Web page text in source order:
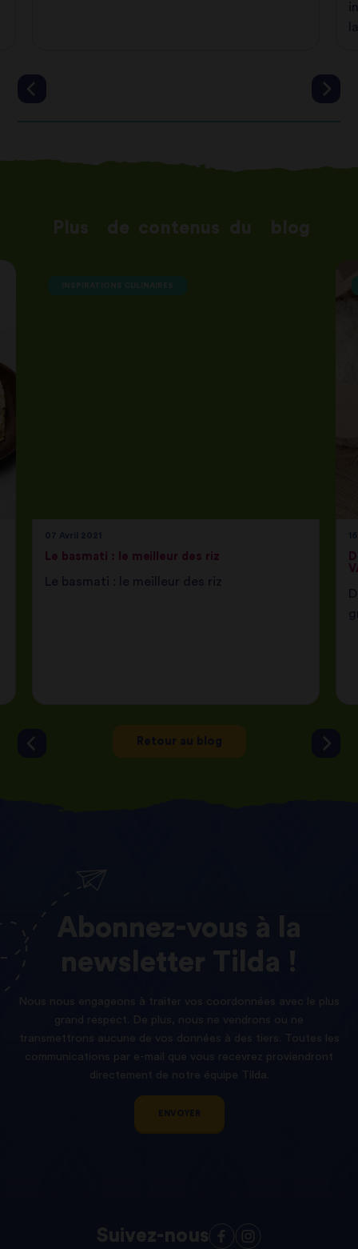
Plus de contenus du blog
Le basmati : le meilleur des riz
Le basmati : le meilleur des riz
Retour au blog
Abonnez-vous
la
newsletter
Tilda !
Nous nous engageons à traiter vos coordonnées avec le plus
grand respect. De plus, nous ne vendrons ou ne
transmettrons aucune de vos données à des tiers. Toutes les
communications par e-mail que vous recevrez proviendront
directement de notre équipe Tilda.
ENVOYER
Suivez-nous